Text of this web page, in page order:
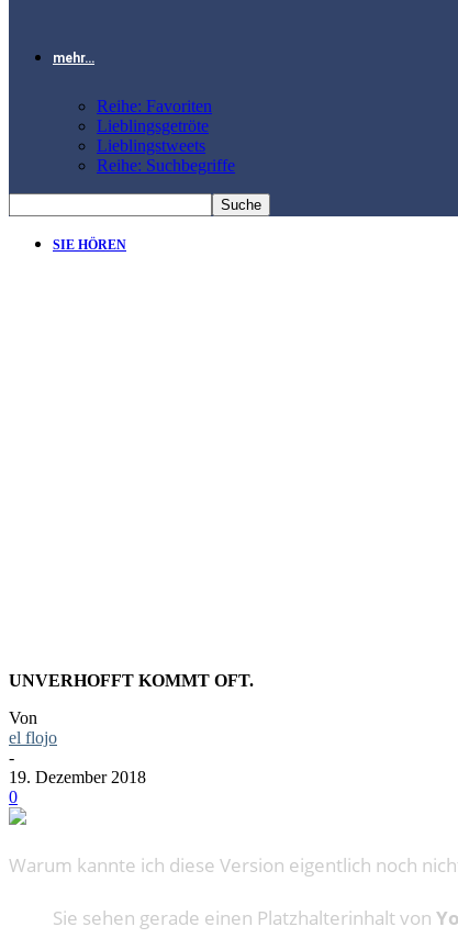
mehr…
Reihe: Favoriten
Lieblingsgetröte
Lieblingstweets
Reihe: Suchbegriffe
SIE HÖREN
UNVERHOFFT KOMMT OFT.
Von
el flojo
-
19. Dezember 2018
0
Warum kannte ich diese Version eigentlich noch
Sie sehen gerade einen Platzhalterinhalt von